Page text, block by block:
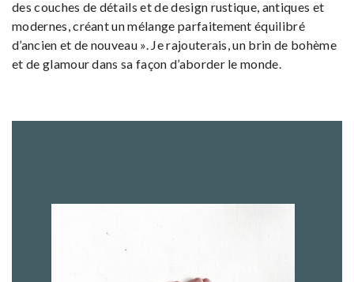
des couches de détails et de design rustique, antiques et
modernes, créant un mélange parfaitement équilibré
d’ancien et de nouveau ». Je rajouterais, un brin de bohème
et de glamour dans sa façon d’aborder le monde.